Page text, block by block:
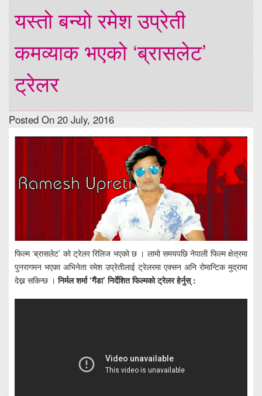
यस्तो बन्यो रमेश उप्रेती
कमव्याक भएको ‘ब्रासलेट’
ट्रेलर
Posted On 20 July, 2016
फिल्म ‘ब्रासलेट’ को ट्रेलर रिलिज भएको छ । लामो समयपछि नेपाली फिल्म क्षेत्रमा
पुनरागमन भएका अभिनेता रमेश उप्रेतीलाई ट्रेलरमा एक्सन अनि रोमान्टिक मुद्रामा
देख्न सकिन्छ ।निर्मल शर्मा ‘गैंडा’ निर्देशित फिल्मको ट्रेलर हेर्नुस् :